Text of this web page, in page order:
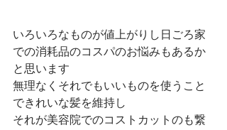
いろいろなものが値上がりし日ごろ家
での消耗品のコスパのお悩みもあるか
と思います
無理なくそれでもいいものを使うこと
できれいな髪を維持し
それが美容院でのコストカットのも繋